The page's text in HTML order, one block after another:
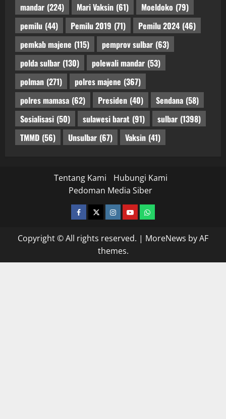
mandar (224) Mari Vaksin (61) Moeldoko (79)
pemilu (44) Pemilu 2019 (71) Pemilu 2024 (46)
pemkab majene (115) pemprov sulbar (63)
polda sulbar (130) polewali mandar (53)
polman (271) polres majene (367)
polres mamasa (62) Presiden (40) Sendana (58)
Sosialisasi (50) sulawesi barat (91) sulbar (1398)
TMMD (56) Unsulbar (67) Vaksin (41)
Tentang Kami
Hubungi Kami
Pedoman Media Siber
facebooktwitterinstagram.com
youtubewhatsapp
Copyright © All rights reserved. | MoreNews by AF
themes.